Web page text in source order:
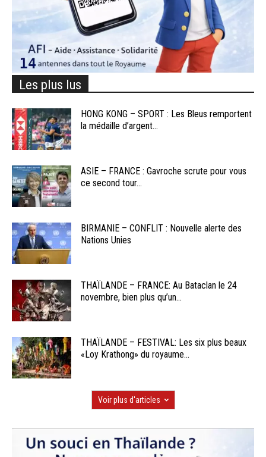
Les plus lus
HONG KONG – SPORT : Les Bleus remportent
la médaille d’argent...
ASIE – FRANCE : Gavroche scrute pour vous
ce second tour...
BIRMANIE – CONFLIT : Nouvelle alerte des
Nations Unies
THAÏLANDE – FRANCE: Au Bataclan le 24
novembre, bien plus qu’un...
THAÏLANDE – FESTIVAL: Les six plus beaux
«Loy Krathong» du royaume...
Voir plus d'articles